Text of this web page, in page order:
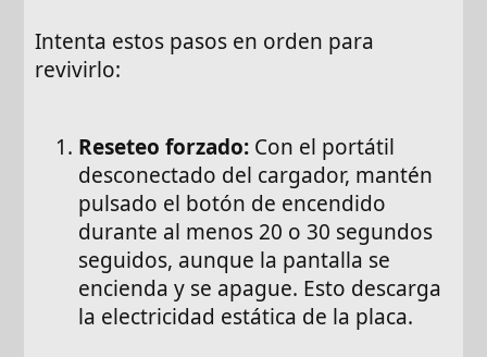
Intenta estos pasos en orden para
revivirlo:
Reseteo forzado: Con el portátil
desconectado del cargador, mantén
pulsado el botón de encendido
durante al menos 20 o 30 segundos
seguidos, aunque la pantalla se
encienda y se apague. Esto descarga
la electricidad estática de la placa.